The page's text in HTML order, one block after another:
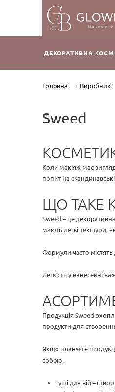
ДЕКОРАТИВНА
Головна Виробник
Sweed
Коли макіяж має
попит на
ЩО ТАКЕ
Sweed – це
мають легкі текстури,
Формули часто
Легкість у нанесенні
Продукція Sweed
продукти для
Якщо плануєте
собою.
Туші для вій –